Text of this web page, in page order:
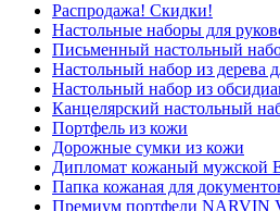
Распродажа! Скидки!
Настольные наборы для
Письменный настольный
Настольный набор из дерева
Настольный набор из
Канцелярский настольный
Портфель из кожи
Дорожные сумки из кожи
Дипломат кожаный мужской
Папка кожаная для
Премиум портфели NARVIN